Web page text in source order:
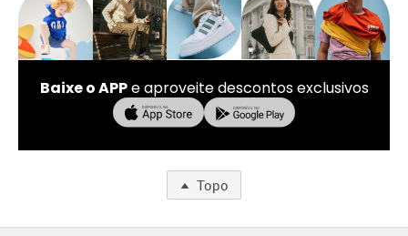
Baixe o APPe aproveite descontos exclusivos
Topo